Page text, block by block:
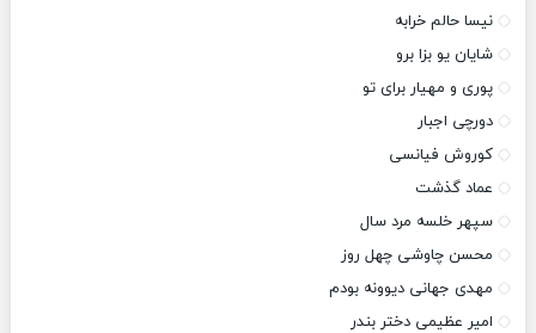
نیسا حالم خرابه
شایان یو بزا برو
پوری و مهیار برای تو
دورچی اجبار
کوروش فیانسی
عماد گذشت
سپهر خلسه مرد سال
محسن چاوشی چهل روز
مهدی جهانی دیوونه بودم
امیر عظیمی دختر بندر